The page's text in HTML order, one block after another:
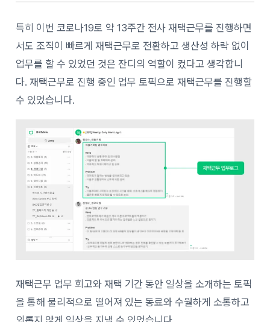
특히 이번 코로나19로 약 13주간 전사 재택근무를 진행하면
서도 조직이 빠르게 재택근무로 전환하고 생산성 하락 없이
업무를 할 수 있었던 것은 잔디의 역할이 컸다고 생각합니
다. 재택근무로 진행 중인 업무 토픽으로 재택근무를 진행할
수 있었습니다.
재택근무 업무 회고와 재택 기간 동안 일상을 소개하는 토픽
을 통해 물리적으로 떨어져 있는 동료와 수월하게 소통하고